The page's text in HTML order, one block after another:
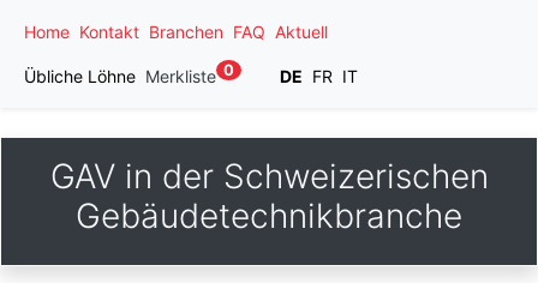
Home Kontakt Branchen FAQ Aktuell
Übliche Löhne Merkliste 0 DE FR IT
GAV in der Schweizerischen
Gebäudetechnikbranche